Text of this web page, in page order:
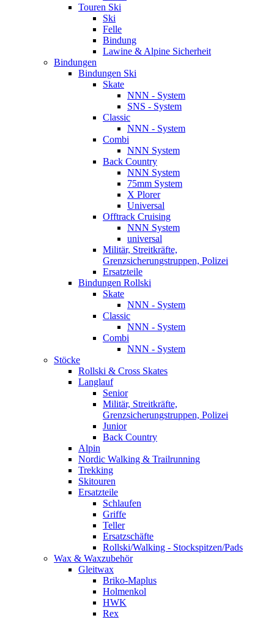
Touren Ski
Ski
Felle
Bindung
Lawine & Alpine Sicherheit
Bindungen
Bindungen Ski
Skate
NNN - System
SNS - System
Classic
NNN - System
Combi
NNN System
Back Country
NNN System
75mm System
X Plorer
Universal
Offtrack Cruising
NNN System
universal
Militär, Streitkräfte,
Grenzsicherungstruppen, Polizei
Ersatzteile
Bindungen Rollski
Skate
NNN - System
Classic
NNN - System
Combi
NNN - System
Stöcke
Rollski & Cross Skates
Langlauf
Senior
Militär, Streitkräfte,
Grenzsicherungstruppen, Polizei
Junior
Back Country
Alpin
Nordic Walking & Trailrunning
Trekking
Skitouren
Ersatzteile
Schlaufen
Griffe
Teller
Ersatzschäfte
Rollski/Walking - Stockspitzen/Pads
Wax & Waxzubehör
Gleitwax
Briko-Maplus
Holmenkol
HWK
Rex